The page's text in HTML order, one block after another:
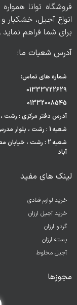
فروشگاه توانا
انواع آجیل، خشکبار
برای شما فراهم
آدرس شعبات ما:
شماره های تماس:
01333722629
01332008545
آدرس دفتر مرکزی : رشت ،
شعبه 1 : رشت ، بلوار مدرس ، هایپر مارکت احمدی
شعبه 2 : رشت ،
آباد
لینک های مفید
خرید لوازم قنادی
خرید آجیل ارزان
گردو ارزان
پسته ارزان
آجیل مخلوط
مجوزها